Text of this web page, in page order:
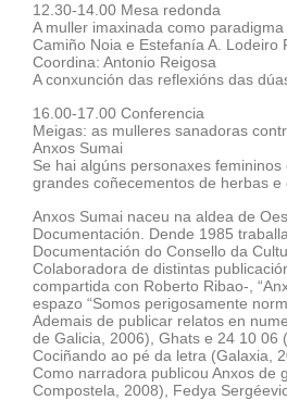
12.30-14.00 Mesa redonda
A muller imaxinada como
Camiño Noia e Estefanía A. Lodeiro
Coordina: Antonio Reigosa
A conxunción das reflexións das
16.00-17.00 Conferencia
Meigas: as mulleres sanadoras
Anxos Sumai
Se hai algúns personaxes
grandes coñecementos de herbas
Anxos Sumai naceu na aldea de
Documentación. Dende 1985
Documentación do Consello da
Colaboradora de distintas
compartida con Roberto Ribao-,
espazo “Somos perigosamente
Ademais de publicar relatos en
de Galicia, 2006), Ghats e 24 10 06
Cociñando ao pé da letra (Galaxia,
Como narradora publicou Anxos de
Compostela, 2008), Fedya